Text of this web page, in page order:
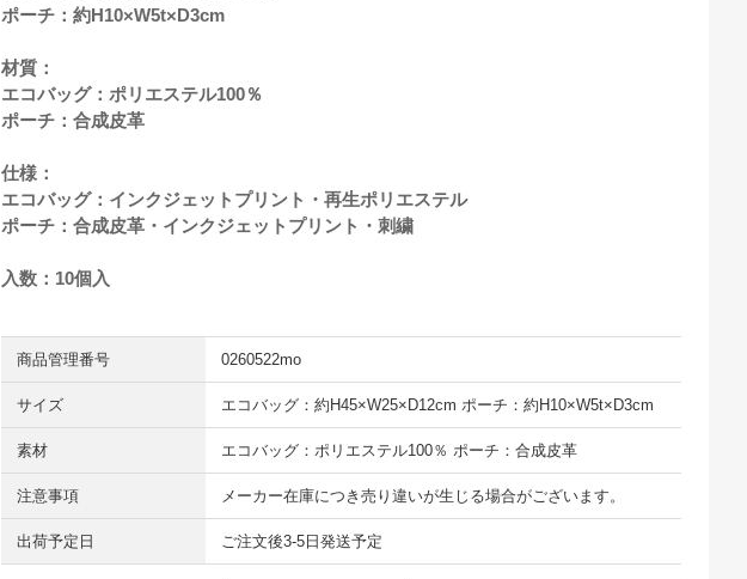
ポーチ：約H10×W5t×D3cm
材質：
エコバッグ：ポリエステル100％
ポーチ：合成皮革
仕様：
エコバッグ：インクジェットプリント・再生ポリエステル
ポーチ：合成皮革・インクジェットプリント・刺繍
入数：10個入
商品管理番号 0260522mo
サイズ エコバッグ：約H45×W25×D12cm ポーチ：約H10×W5t×D3cm
素材 エコバッグ：ポリエステル100％ ポーチ：合成皮革
注意事項 メーカー在庫につき売り違いが生じる場合がございます。
出荷予定日 ご注文後3-5日発送予定